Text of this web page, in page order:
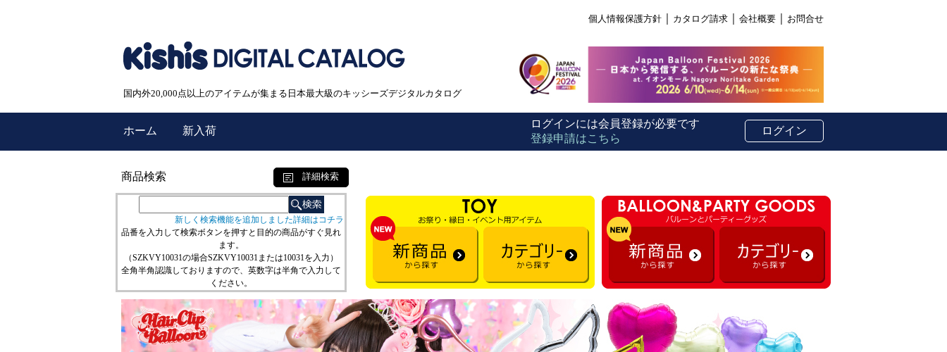
個人情報保護方針 カタログ請求 会社概要 お問合せ
国内外20,000点以上のアイテムが集まる日本最大級のキッシーズデジタルカタログ
ホーム 新入荷
ログインには会員登録が必要です
登録申請はこちら
ログイン
商品検索 詳細検索
新しく検索機能を追加しました詳細はコチラ
品番を入力して検索ボタンを押すと目的の商品がすぐ見れ
ます。
（SZKVY10031の場合SZKVY10031または10031を入力）
全角半角認識しておりますので、英数字は半角で入力して
ください。